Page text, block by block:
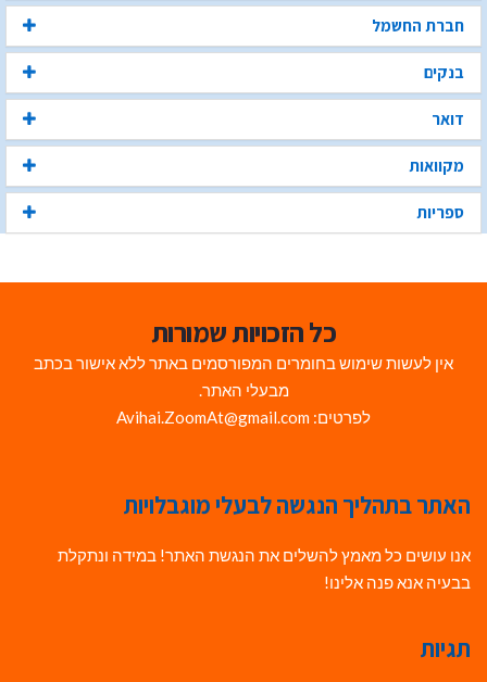
חברת החשמל
בנקים
דואר
מקוואות
ספריות
כל הזכויות שמורות
אין לעשות שימוש בחומרים המפורסמים באתר ללא אישור בכתב
מבעלי האתר.
לפרטים: Avihai.ZoomAt@gmail.com
האתר בתהליך הנגשה לבעלי מוגבלויות
אנו עושים כל מאמץ להשלים את הנגשת האתר! במידה ונתקלת
בבעיה אנא פנה אלינו!
תגיות